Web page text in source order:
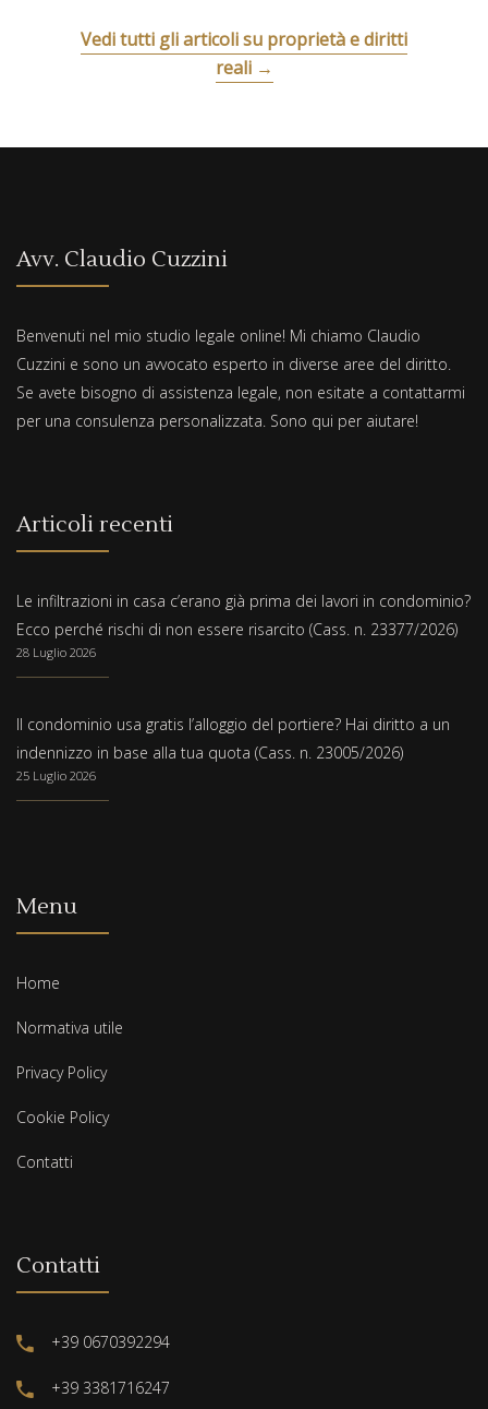
Vedi tutti gli articoli su proprietà e diritti
reali →
Avv. Claudio Cuzzini
Benvenuti nel mio studio legale online! Mi chiamo Claudio
Cuzzini e sono un avvocato esperto in diverse aree del diritto.
Se avete bisogno di assistenza legale, non esitate a contattarmi
per una consulenza personalizzata. Sono qui per aiutare!
Articoli recenti
Le infiltrazioni in casa c’erano già prima dei lavori in condominio?
Ecco perché rischi di non essere risarcito (Cass. n. 23377/2026)
28 Luglio 2026
Il condominio usa gratis l’alloggio del portiere? Hai diritto a un
indennizzo in base alla tua quota (Cass. n. 23005/2026)
25 Luglio 2026
Menu
Home
Normativa utile
Privacy Policy
Cookie Policy
Contatti
Contatti
+39 0670392294
+39 3381716247